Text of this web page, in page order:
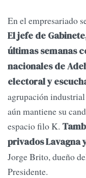
En el empresariado
El jefe de
últimas semanas
nacionales de
electoral y
agrupación
aún mantiene su
espacio filo K.
privados Lavagna
Jorge Brito, dueño
Presidente.